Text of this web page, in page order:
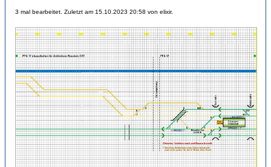
3 mal bearbeitet. Zuletzt am 15.10.2023 20:58 von elixir.